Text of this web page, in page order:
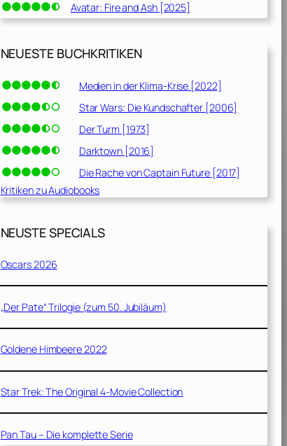
Avatar: Fire and Ash [2025]
NEUESTE BUCHKRITIKEN
Medien in der Klima-Krise [2022]
Star Wars: Die Kundschafter [2006]
Der Turm [1973]
Darktown [2016]
Die Rache von Captain Future [2017]
Kritiken zu Audiobooks
NEUSTE SPECIALS
Oscars 2026
„Der Pate“ Trilogie (zum 50. Jubiläum)
Goldene Himbeere 2022
Star Trek: The Original 4-Movie Collection
Pan Tau – Die komplette Serie